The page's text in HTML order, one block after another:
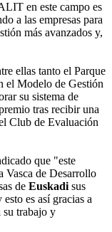
en este campo es
a las empresas para
más avanzados y,
ellas tanto el Parque
el Modelo de Gestión
su sistema de
tras recibir una
Club de Evaluación
que "este
Vasca de Desarrollo
de Euskadi sus
es así gracias a
su trabajo y